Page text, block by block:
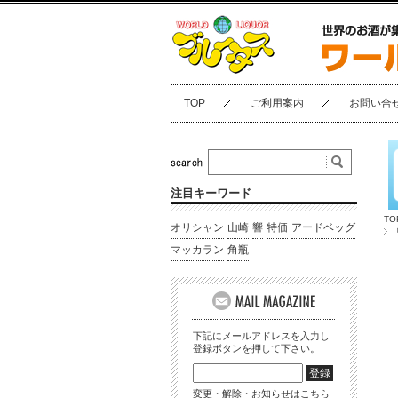
TOP ご利用案内 お問い合
注目キーワード
オリシャン 山崎 響 特価 アードベッグ
マッカラン 角瓶
下記にメールアドレスを入力し
登録ボタンを押して下さい。
変更・解除・お知らせはこちら